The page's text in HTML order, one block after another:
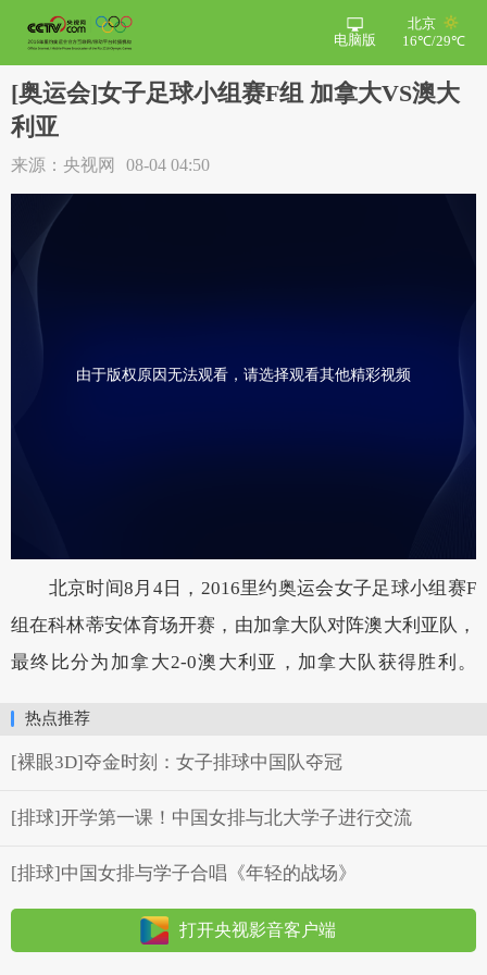
北京
16℃/29℃
电脑版
[奥运会]女子足球小组赛F组 加拿大VS澳大
利亚
来源：央视网 08-04 04:50
由于版权原因无法观看，请选择观看其他精彩视频
北京时间8月4日，2016里约奥运会女子足球小组赛F
组在科林蒂安体育场开赛，由加拿大队对阵澳大利亚队，
最终比分为加拿大2-0澳大利亚，加拿大队获得胜利。
热点推荐
[裸眼3D]夺金时刻：女子排球中国队夺冠
[排球]开学第一课！中国女排与北大学子进行交流
[排球]中国女排与学子合唱《年轻的战场》
打开央视影音客户端